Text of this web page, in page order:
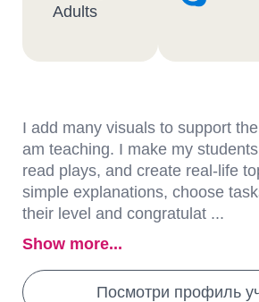
Adults
I add many visuals to support
am teaching. I make my
read plays, and create real-life
simple explanations, choose
their level and congratulat ...
Show more...
Посмотри профиль